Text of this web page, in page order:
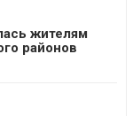
жителям
районов